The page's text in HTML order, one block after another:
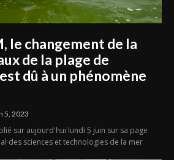
le changement de la
de la plage de
dû à un phénomène
5, 2023
sur aujourd'hui lundi 5 juin sur sa page
des sciences et technologies de la mer